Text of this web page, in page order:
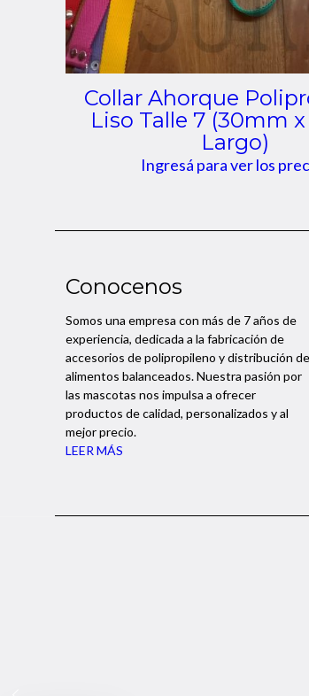
Collar Ahorque
Liso Talle 7 (30mm
Largo)
Ingresá para ver los
Conocenos
Somos una empresa con más de 7 años de
experiencia, dedicada a la fabricación de
accesorios de polipropileno y distribución de
alimentos balanceados. Nuestra pasión por
las mascotas nos impulsa a ofrecer
productos de calidad, personalizados y al
mejor precio.
LEER MÁS